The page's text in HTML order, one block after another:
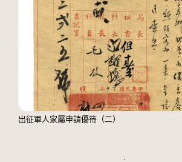
出征軍人家屬申請優待（二）